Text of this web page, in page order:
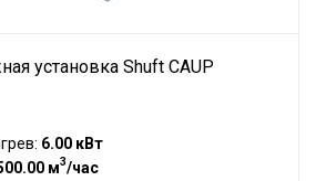
установка Shuft CAUP
6.00 кВт
м3/час